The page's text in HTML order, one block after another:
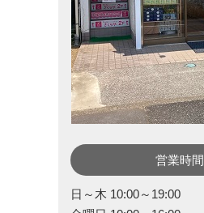
営業時間
日～木 10:00～19:00